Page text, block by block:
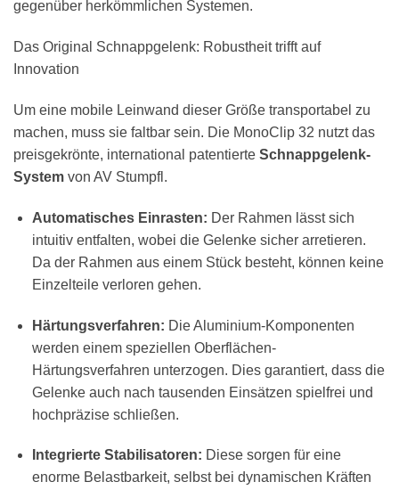
gegenüber herkömmlichen Systemen.
Das Original Schnappgelenk: Robustheit trifft auf
Innovation
Um eine mobile Leinwand dieser Größe transportabel zu
machen, muss sie faltbar sein. Die MonoClip 32 nutzt das
preisgekrönte, international patentierte Schnappgelenk-
System von AV Stumpfl.
Automatisches Einrasten: Der Rahmen lässt sich
intuitiv entfalten, wobei die Gelenke sicher arretieren.
Da der Rahmen aus einem Stück besteht, können keine
Einzelteile verloren gehen.
Härtungsverfahren: Die Aluminium-Komponenten
werden einem speziellen Oberflächen-
Härtungsverfahren unterzogen. Dies garantiert, dass die
Gelenke auch nach tausenden Einsätzen spielfrei und
hochpräzise schließen.
Integrierte Stabilisatoren: Diese sorgen für eine
enorme Belastbarkeit, selbst bei dynamischen Kräften